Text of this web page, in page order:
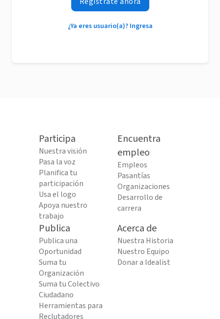
¿Ya eres usuario(a)? Ingresa
Participa
Nuestra visión
Pasa la voz
Planifica tu
participación
Usa el logo
Apoya nuestro
trabajo
Encuentra
empleo
Empleos
Pasantías
Organizaciones
Desarrollo de
carrera
Publica
Publica una
Oportunidad
Suma tu
Organización
Suma tu Colectivo
Ciudadano
Herramientas para
Reclutadores
Acerca de
Nuestra Historia
Nuestro Equipo
Donar a Idealist